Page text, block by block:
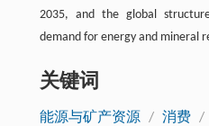
2035, and the global
demand for energy and mineral
关键词
能源与矿产资源 / 消费 /